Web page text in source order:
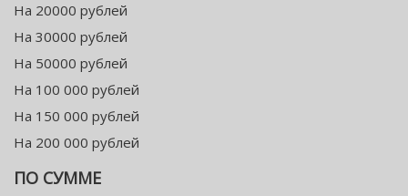
На 20000 рублей
На 30000 рублей
На 50000 рублей
На 100 000 рублей
На 150 000 рублей
На 200 000 рублей
ПО СУММЕ